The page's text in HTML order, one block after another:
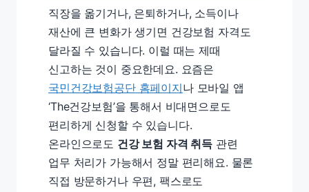
직장을 옮기거나, 은퇴하거나, 소득이나
재산에 큰 변화가 생기면 건강보험 자격도
달라질 수 있습니다. 이럴 때는 제때
신고하는 것이 중요한데요. 요즘은
국민건강보험공단 홈페이지나 모바일 앱
‘The건강보험’을 통해서 비대면으로도
편리하게 신청할 수 있습니다.
온라인으로도 건강 보험 자격 취득 관련
업무 처리가 가능해서 정말 편리해요. 물론
직접 방문하거나 우편, 팩스로도